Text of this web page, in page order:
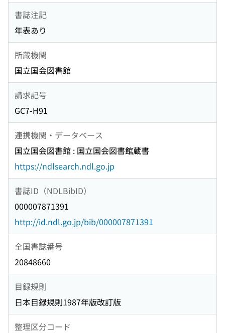
書誌注記
年表あり
所蔵機関
国立国会図書館
請求記号
GC7-H91
連携機関・データベース
国立国会図書館 : 国立国会図書館蔵書
https://ndlsearch.ndl.go.jp
書誌ID（NDLBibID）
000007871391
http://id.ndl.go.jp/bib/000007871391
全国書誌番号
20848660
目録規則
日本目録規則1987年版改訂版
整理区分コード